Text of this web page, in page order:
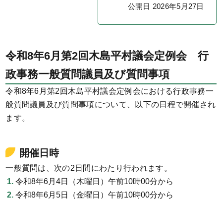
公開日 2026年5月27日
令和8年6月第2回木島平村議会定例会 行
政事務一般質問議員及び質問事項
令和8年6月第2回木島平村議会定例会における行政事務一
般質問議員及び質問事項について、以下の日程で開催され
ます。
開催日時
一般質問は、次の2日間にわたり行われます。
令和8年6月4日（木曜日）午前10時00分から
令和8年6月5日（金曜日）午前10時00分から